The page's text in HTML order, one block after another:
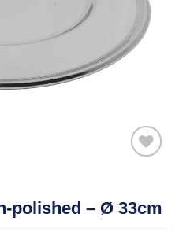
Toevoegen
aan
verlanglijst
polished – Ø 33cm